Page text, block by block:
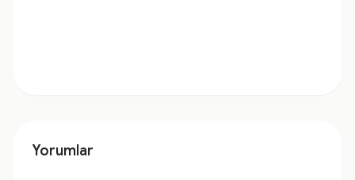
Yorumlar